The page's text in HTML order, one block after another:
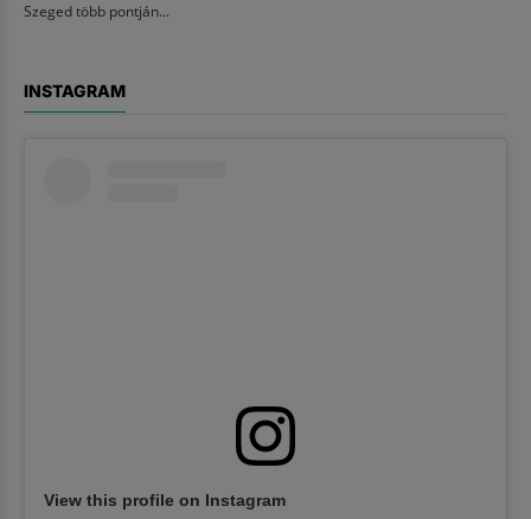
Szeged több pontján...
INSTAGRAM
View this profile on Instagram